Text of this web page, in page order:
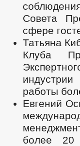
Совета
сфере
Татьяна
Клуба
работы
Евгений
более 20